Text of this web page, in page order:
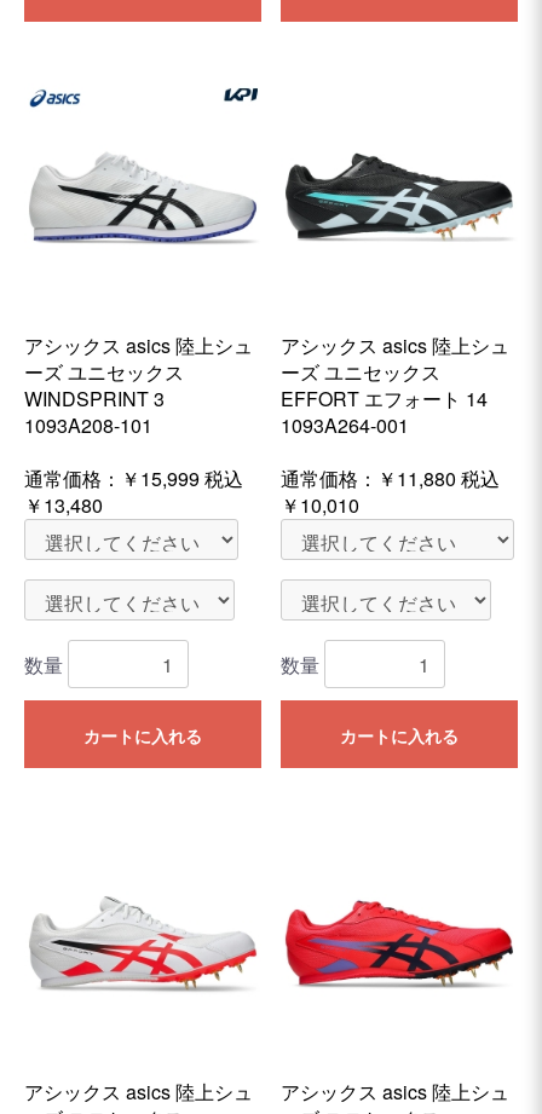
アシックス asics 陸上シュ
ーズ ユニセックス
WINDSPRINT 3
1093A208-101
通常価格： ￥15,999税込
￥13,480
数量
カートに入れる
アシックス asics 陸上シュ
ーズ ユニセックス
EFFORT エフォート 14
1093A264-001
通常価格： ￥11,880 税込
￥10,010
数量
カートに入れる
アシックス asics 陸上シュ
アシックス asics 陸上シュ